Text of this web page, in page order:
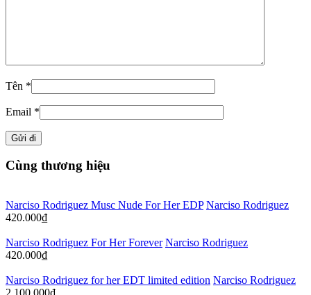
Tên *
Email *
Cùng thương hiệu
Narciso Rodriguez Musc Nude For Her EDP Narciso Rodriguez
420.000₫
Narciso Rodriguez For Her Forever Narciso Rodriguez
420.000₫
Narciso Rodriguez for her EDT limited edition Narciso Rodriguez